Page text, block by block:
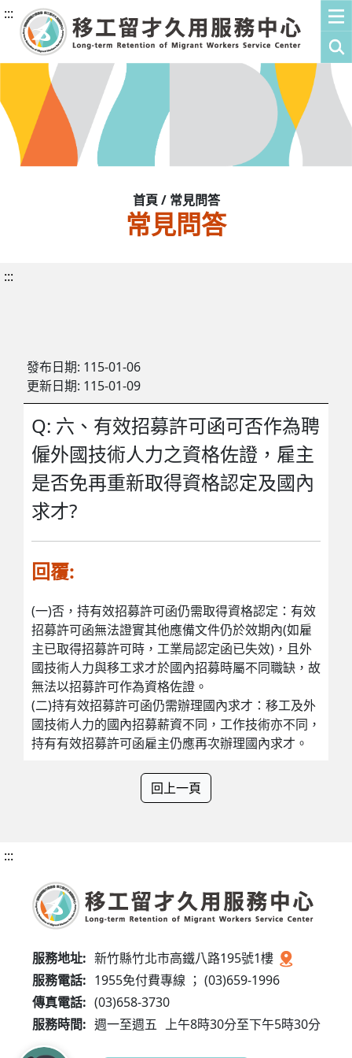
:::
首頁 / 常見問答
常見問答
:::
發布日期: 115-01-06
更新日期: 115-01-09
Q: 六、有效招募許可函可否作為聘
僱外國技術人力之資格佐證，雇主
是否免再重新取得資格認定及國內
求才?
回覆:
(一)否，持有效招募許可函仍需取得資格認定：有效
招募許可函無法證實其他應備文件仍於效期內(如雇
主已取得招募許可時，工業局認定函已失效)，且外
國技術人力與移工求才於國內招募時屬不同職缺，故
無法以招募許可作為資格佐證。
(二)持有效招募許可函仍需辦理國內求才：移工及外
國技術人力的國內招募薪資不同，工作技術亦不同，
持有有效招募許可函雇主仍應再次辦理國內求才。
回上一頁
:::
服務地址: 新竹縣竹北市高鐵八路195號1樓
服務電話: 1955免付費專線 ； (03)659-1996
傳真電話: (03)658-3730
服務時間: 週一至週五 上午8時30分至下午5時30分